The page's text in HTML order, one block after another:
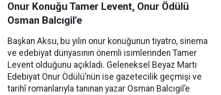
Onur Konuğu Tamer Levent, Onur Ödülü
Osman Balcıgil’e
Başkan Aksu, bu yılın onur konuğunun tiyatro, sinema
ve edebiyat dünyasının önemli isimlerinden Tamer
Levent olduğunu açıkladı. Geleneksel Beyaz Martı
Edebiyat Onur Ödülü’nün ise gazetecilik geçmişi ve
tarihî romanlarıyla tanınan yazar Osman Balcıgil’e